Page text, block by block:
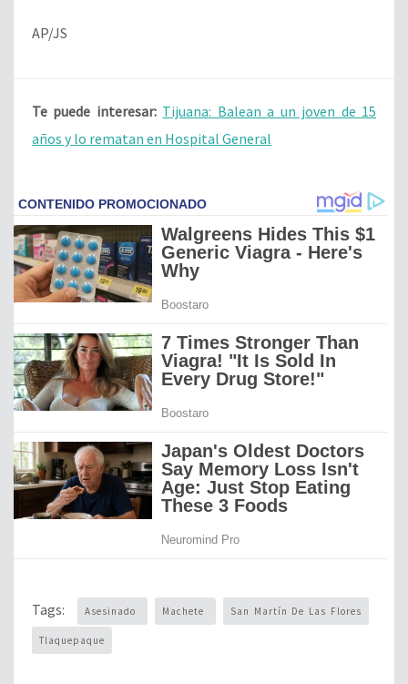
AP/JS
Te puede interesar: Tijuana: Balean a un joven de 15
años y lo rematan en Hospital General
Tags: Asesinado Machete San Martín De Las Flores
Tlaquepaque